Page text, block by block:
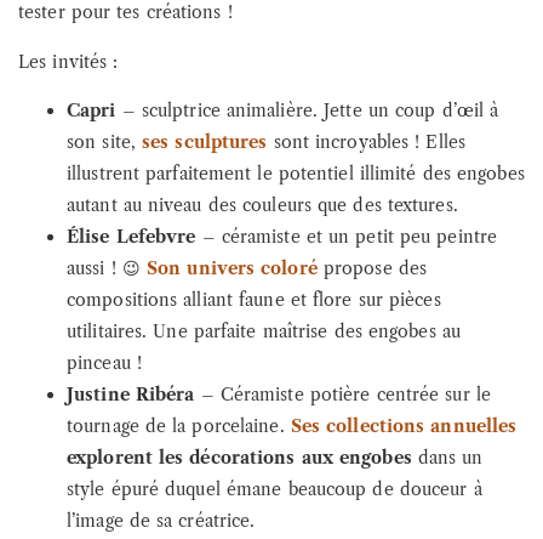
tester pour tes créations !
Les invités :
Capri – sculptrice animalière. Jette un coup d’œil à
son site, ses sculptures sont incroyables ! Elles
illustrent parfaitement le potentiel illimité des engobes
autant au niveau des couleurs que des textures.
Élise Lefebvre – céramiste et un petit peu peintre
aussi ! 😉 Son univers coloré propose des
compositions alliant faune et flore sur pièces
utilitaires. Une parfaite maîtrise des engobes au
pinceau !
Justine Ribéra – Céramiste potière centrée sur le
tournage de la porcelaine. Ses collections annuelles
explorent les décorations aux engobes dans un
style épuré duquel émane beaucoup de douceur à
l’image de sa créatrice.